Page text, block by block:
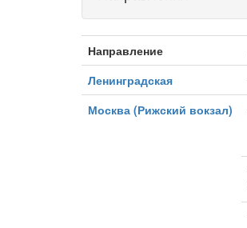
Направление
Ленинградская
Москва (Рижский вокзал)